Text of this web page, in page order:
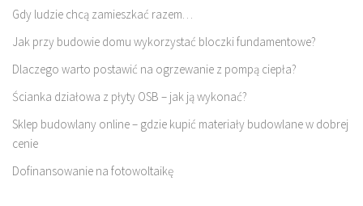
Gdy ludzie chcą zamieszkać razem…
Jak przy budowie domu wykorzystać bloczki fundamentowe?
Dlaczego warto postawić na ogrzewanie z pompą ciepła?
Ścianka działowa z płyty OSB – jak ją wykonać?
Sklep budowlany online – gdzie kupić materiały budowlane w dobrej
cenie
Dofinansowanie na fotowoltaikę